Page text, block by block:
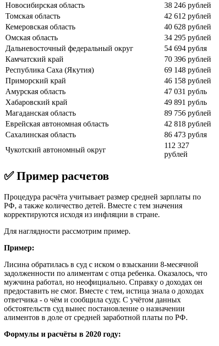
Новосибирская область
38 246 рублей
Томская область
42 612 рублей
Кемеровская область
40 628 рублей
Омская область
34 295 рублей
Дальневосточный федеральный округ
54 694 рубля
Камчатский край
70 396 рублей
Республика Саха (Якутия)
69 148 рублей
Приморский край
46 158 рублей
Амурская область
47 031 рубль
Хабаровский край
49 891 рубль
Магаданская область
89 756 рублей
Еврейская автономная область
42 818 рублей
Сахалинская область
86 473 рубля
Чукотский автономный округ
112 327
рублей
✅ Пример расчетов
Процедура расчёта учитывает размер средней зарплаты по
РФ, а также количество детей. Вместе с тем значения
корректируются исходя из инфляции в стране.
Для наглядности рассмотрим пример.
Пример:
Лисина обратилась в суд с иском о взыскании 8-месячной
задолженности по алиментам с отца ребенка. Оказалось, что
мужчина работал, но неофициально. Справку о доходах он
предоставить не смог. Вместе с тем, истица знала о доходах
ответчика - о чём и сообщила суду. С учётом данных
обстоятельств суд вынес постановление о назначении
алиментов в доле от средней заработной платы по РФ.
Формулы и расчёты в 2020 году: